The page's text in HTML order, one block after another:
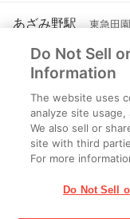
あざみ野駅 東急田
横浜市青葉区あざみ野２-
このページの店舗から 1.9
あざみ野駅 ブルー
横浜市青葉区あざみ野２-
このページの店舗から 1.9
Do Not Sell
Information
The website uses
analyze site
We also sell or
site with third
For more
Do Not Sell